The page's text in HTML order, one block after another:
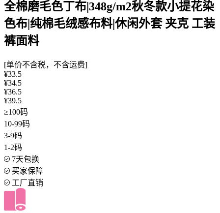
全棉磨毛色丁布|348g/m2秋冬款小提花染
色布|纯棉毛绒感布料|休闲外套 夹克 工装
裤面料
[单价不含税，不含运费]
¥33.5
¥34.5
¥36.5
¥39.5
≥100码
10-99码
3-9码
1-2码
7天包换
买家保障
工厂直销